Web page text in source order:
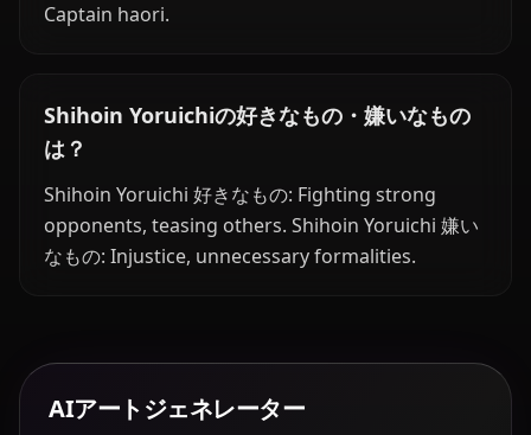
Captain haori.
Shihoin Yoruichiの好きなもの・嫌いなもの
は？
Shihoin Yoruichi 好きなもの: Fighting strong
opponents, teasing others. Shihoin Yoruichi 嫌い
なもの: Injustice, unnecessary formalities.
AIアートジェネレーター